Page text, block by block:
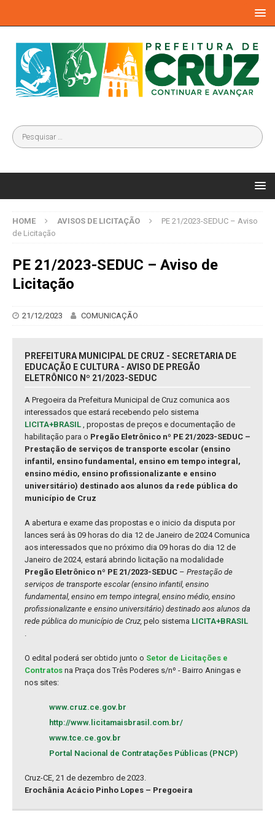
HOME AVISOS DE LICITAÇÃO
PE 21/2023-SEDUC – Aviso
de Licitação
PE 21/2023-SEDUC – Aviso de
Licitação
21/12/2023 COMUNICAÇÃO
PREFEITURA MUNICIPAL DE CRUZ - SECRETARIA DE
EDUCAÇÃO E CULTURA - AVISO DE PREGÃO
ELETRÔNICO Nº 21/2023-SEDUC
A Pregoeira da Prefeitura Municipal de Cruz comunica aos
interessados que estará recebendo pelo sistema
LICITA+BRASIL , propostas de preços e documentação de
habilitação para o Pregão Eletrônico nº PE 21/2023-SEDUC –
Prestação de serviços de transporte escolar (ensino
infantil, ensino fundamental, ensino em tempo integral,
ensino médio, ensino profissionalizante e ensino
universitário) destinado aos alunos da rede pública do
município de Cruz
A abertura e exame das propostas e o inicio da disputa por
lances será às 09 horas do dia 12 de Janeiro de 2024 Comunica
aos interessados que no próximo dia 09 horas do dia 12 de
Janeiro de 2024, estará abrindo licitação na modalidade
Pregão Eletrônico nº PE 21/2023-SEDUC – Prestação de
serviços de transporte escolar (ensino infantil, ensino
fundamental, ensino em tempo integral, ensino médio, ensino
profissionalizante e ensino universitário) destinado aos alunos da
rede pública do município de Cruz, pelo sistema LICITA+BRASIL
.
O edital poderá ser obtido junto o Setor de Licitações e
Contratos na Praça dos Três Poderes s/nº - Bairro Aningas e
nos sites:
www.cruz.ce.gov.br
http://www.licitamaisbrasil.com.br/
www.tce.ce.gov.br
Portal Nacional de Contratações Públicas (PNCP)
Cruz-CE, 21 de dezembro de 2023.
Erochânia Acácio Pinho Lopes – Pregoeira